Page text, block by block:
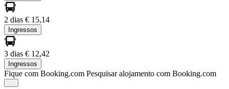
2 dias € 15,14
Ingressos
3 dias € 12,42
Ingressos
Fique com Booking.com Pesquisar alojamento com Booking.com